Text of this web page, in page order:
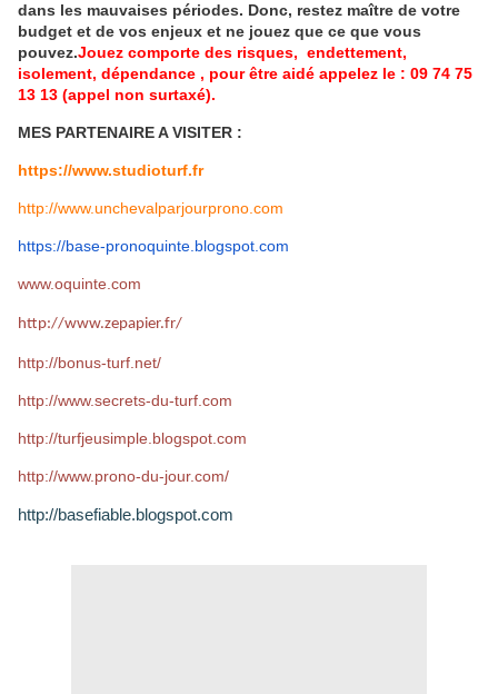
dans les mauvaises périodes. Donc, restez maître de votre
budget et de vos enjeux et ne jouez que ce que vous
pouvez.Jouez comporte des risques, endettement,
isolement, dépendance , pour être aidé appelez le : 09 74 75
13 13 (appel non surtaxé).
MES PARTENAIRE A VISITER :
https://www.studioturf.fr
http://www.unchevalparjourprono.com
https://base-pronoquinte. blogspot.com
www.oquinte.com
http://www.zepapier.fr/
http://bonus-turf.net/
http://www.secrets-du-turf.com
http://turfjeusimple.blogspot.com
http://www.prono-du-jour.com/
http://basefiable.blogspot.com